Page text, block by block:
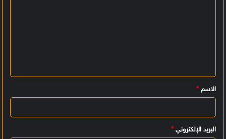
ي
ق
الاسم *
البريد الإلكتروني *